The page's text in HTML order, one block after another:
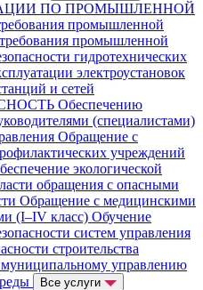
ПО ПРОМЫШЛЕННОЙ
промышленной
промышленной
гидротехнических
электроустановок
и сетей
Обеспечению
(специалистами)
Обращение с
учреждений
экологической
обращения с опасными
Обращение с медицинскими
(I–IV класс) Обучение
систем управления
строительства
управлению
Все услуги